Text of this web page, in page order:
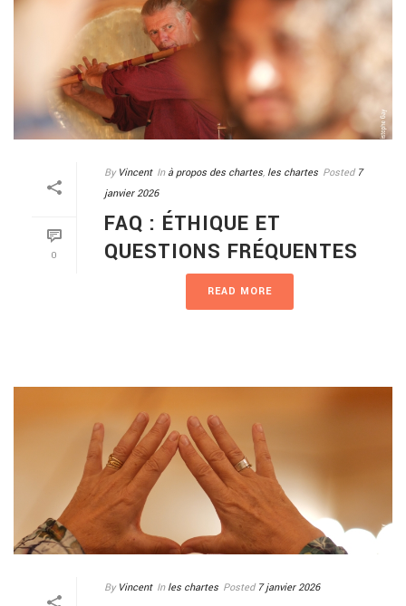
0
By Vincent In à propos des chartes, les chartes Posted 7
janvier 2026
FAQ : ÉTHIQUE ET
QUESTIONS FRÉQUENTES
READ MORE
By Vincent In les chartes Posted 7 janvier 2026